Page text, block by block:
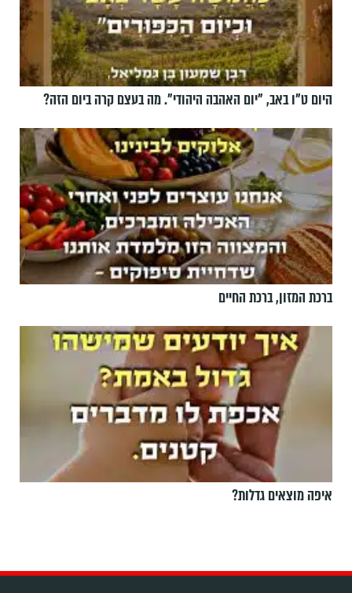
היום ט"ו באב, ”יום האהבה היהודי". מה בעצם קרה ביום הזה?
ברכת המזון, ברכת החיים
איפה מוצאים גדלות?